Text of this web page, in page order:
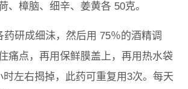
、樟脑、细辛、姜黄各 50克。
药研成细沬，然后用 75％的酒精调
痛点，再用保鲜膜盖上，再用热水袋
时左右揭掉，此药可重复用3次。每天